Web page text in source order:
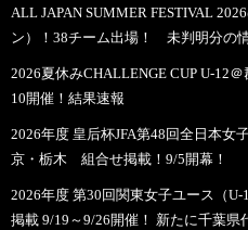
ALL JAPAN SUMMER FESTIVAL
ン）！38チーム出場！ 未判明分の
2026夏休みCHALLENGE CUP U-12
10開催！結果速報
2026年度 皇后杯JFA第48回全日本女
京・栃木 組合せ掲載！9/5開幕！
2026年度 第30回関東女子ユース（
掲載 9/19～9/26開催！ 新たに千葉